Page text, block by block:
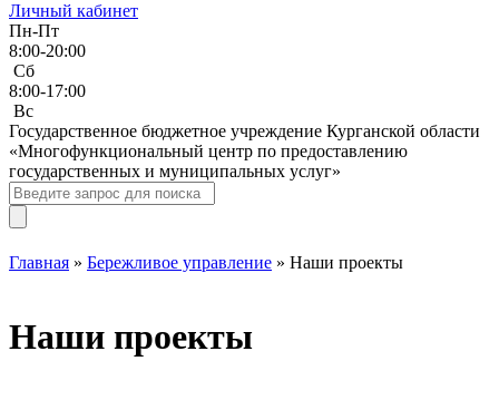
Личный кабинет
Пн-Пт
8:00-20:00
Сб
8:00-17:00
Bc
Государственное бюджетное учреждение Курганской области
«Многофункциональный центр по предоставлению
государственных и муниципальных услуг»
Главная » Бережливое управление » Наши проекты
Наши проекты